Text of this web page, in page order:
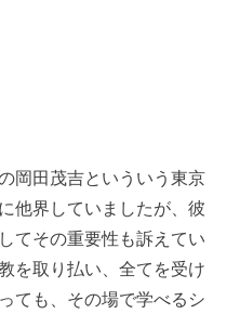
岡田茂吉といういう東京
他界していましたが、彼
てその重要性も訴えてい
を取り払い、全てを受け
ても、その場で学べるシ